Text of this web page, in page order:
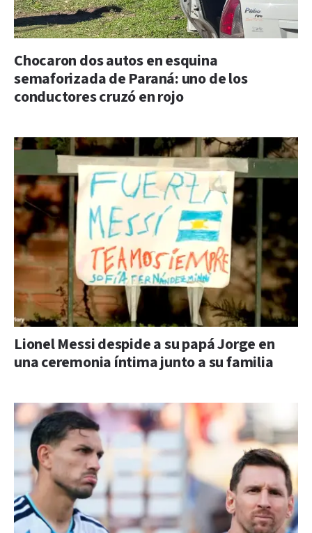
Chocaron dos autos en esquina
semaforizada de Paraná: uno de los
conductores cruzó en rojo
Lionel Messi despide a su papá Jorge en
una ceremonia íntima junto a su familia